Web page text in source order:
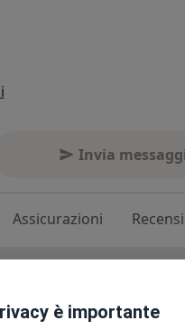
Invia
Assicurazioni
è importante